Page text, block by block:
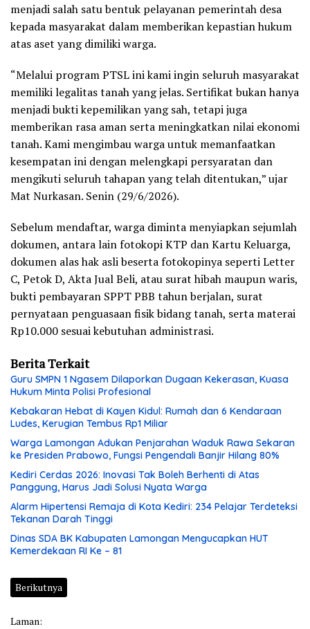
menjadi salah satu bentuk pelayanan pemerintah desa
kepada masyarakat dalam memberikan kepastian hukum
atas aset yang dimiliki warga.
“Melalui program PTSL ini kami ingin seluruh masyarakat
memiliki legalitas tanah yang jelas. Sertifikat bukan hanya
menjadi bukti kepemilikan yang sah, tetapi juga
memberikan rasa aman serta meningkatkan nilai ekonomi
tanah. Kami mengimbau warga untuk memanfaatkan
kesempatan ini dengan melengkapi persyaratan dan
mengikuti seluruh tahapan yang telah ditentukan,” ujar
Mat Nurkasan. Senin (29/6/2026).
Sebelum mendaftar, warga diminta menyiapkan sejumlah
dokumen, antara lain fotokopi KTP dan Kartu Keluarga,
dokumen alas hak asli beserta fotokopinya seperti Letter
C, Petok D, Akta Jual Beli, atau surat hibah maupun waris,
bukti pembayaran SPPT PBB tahun berjalan, surat
pernyataan penguasaan fisik bidang tanah, serta materai
Rp10.000 sesuai kebutuhan administrasi.
Berita Terkait
Guru SMPN 1 Ngasem Dilaporkan Dugaan Kekerasan, Kuasa
Hukum Minta Polisi Profesional
Kebakaran Hebat di Kayen Kidul: Rumah dan 6 Kendaraan
Ludes, Kerugian Tembus Rp1 Miliar
Warga Lamongan Adukan Penjarahan Waduk Rawa Sekaran
ke Presiden Prabowo, Fungsi Pengendali Banjir Hilang 80%
Kediri Cerdas 2026: Inovasi Tak Boleh Berhenti di Atas
Panggung, Harus Jadi Solusi Nyata Warga
Alarm Hipertensi Remaja di Kota Kediri: 234 Pelajar Terdeteksi
Tekanan Darah Tinggi
Dinas SDA BK Kabupaten Lamongan Mengucapkan HUT
Kemerdekaan RI Ke – 81
Berikutnya
Laman: